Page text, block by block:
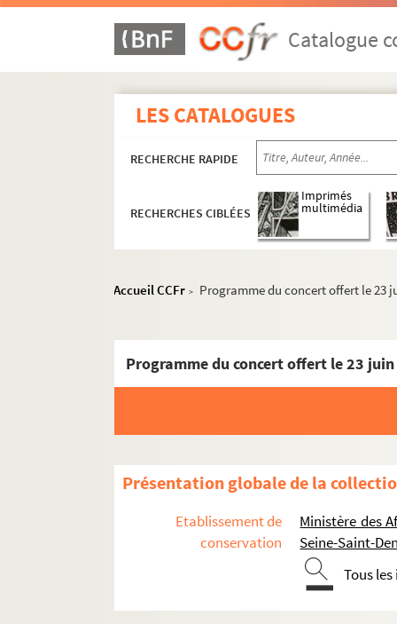
Catalogue
LES CATALOGUES
RECHERCHE RAPIDE
RECHERCHES CIBLÉES
Imprimés
multimédia
Accueil CCFr > Programme du concert offert le 23
Programme du concert offert le 23
Présentation globale de la
Etablissement de
conservation
Ministère des
Seine-Saint-
Tous
Réceptions données par ou pour les
Réceptions données par le ministère des
Réceptions et voyages présidentiels
Voyages étrangers en France